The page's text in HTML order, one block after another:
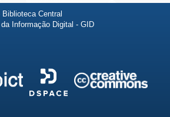
Central
Informação Digital - GID